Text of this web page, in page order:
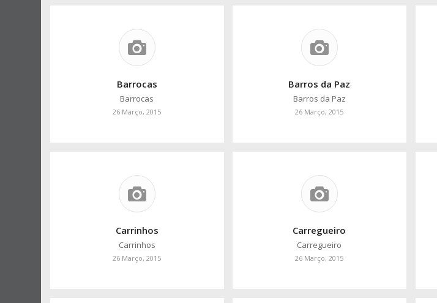
Barrocas
Barrocas
26 Março, 2015
Barros da Paz
Barros da Paz
26 Março, 2015
Carrinhos
Carrinhos
26 Março, 2015
Carregueiro
Carregueiro
26 Março, 2015